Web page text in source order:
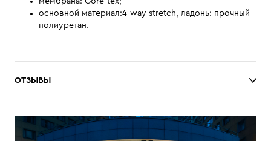
основной материал:4-way stretch, ладонь: прочный
полиуретан.
ОТЗЫВЫ